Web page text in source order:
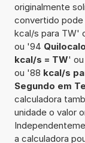
originalmente
convertido
kcal/s para TW'
ou '94
kcal/s = TW'
ou '88 kcal/s
Segundo em
calculadora
unidade o valor
a calculadora